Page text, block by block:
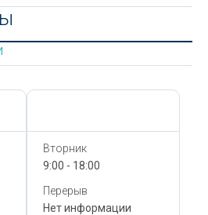
Вторник
9:00 - 18:00
Перерыв
Нет информации